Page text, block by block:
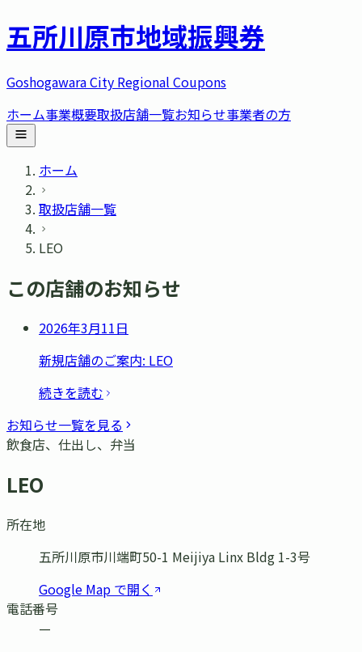
五所川原市地域振興券
Goshogawara City Regional Coupons
ホーム事業概要取扱店舗一覧お知らせ事業者の方
ホーム
取扱店舗一覧
LEO
この店舗のお知らせ
2026年3月11日
新規店舗のご案内: LEO
続きを読む
お知らせ一覧を見る
飲食店、仕出し、弁当
LEO
所在地
五所川原市川端町50-1 Meijiya Linx Bldg 1-3号
Google Map で開く
電話番号
—